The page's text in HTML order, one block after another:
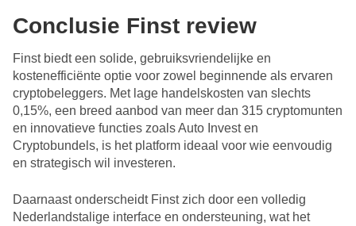
Conclusie Finst review
Finst biedt een solide, gebruiksvriendelijke en
kostenefficiënte optie voor zowel beginnende als ervaren
cryptobeleggers. Met lage handelskosten van slechts
0,15%, een breed aanbod van meer dan 315 cryptomunten
en innovatieve functies zoals Auto Invest en
Cryptobundels, is het platform ideaal voor wie eenvoudig
en strategisch wil investeren.
Daarnaast onderscheidt Finst zich door een volledig
Nederlandstalige interface en ondersteuning, wat het